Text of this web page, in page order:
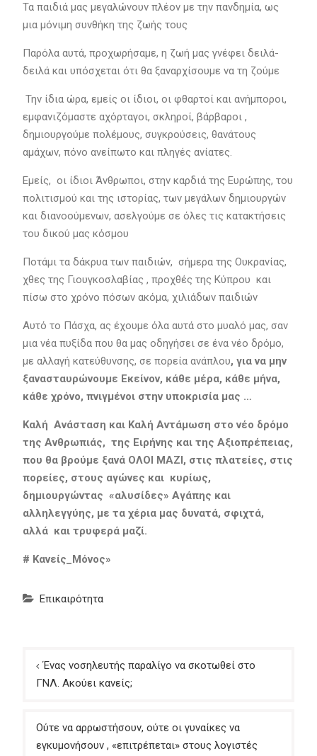
Τα παιδιά μας μεγαλώνουν πλέον με την πανδημία, ως
μια μόνιμη συνθήκη της ζωής τους
Παρόλα αυτά, προχωρήσαμε, η ζωή μας γνέφει δειλά-
δειλά και υπόσχεται ότι θα ξαναρχίσουμε να τη ζούμε
Την ίδια ώρα, εμείς οι ίδιοι, οι φθαρτοί και ανήμποροι,
εμφανιζόμαστε αχόρταγοι, σκληροί, βάρβαροι ,
δημιουργούμε πολέμους, συγκρούσεις, θανάτους
αμάχων, πόνο ανείπωτο και πληγές ανίατες.
Εμείς, οι ίδιοι Άνθρωποι, στην καρδιά της Ευρώπης, του
πολιτισμού και της ιστορίας, των μεγάλων δημιουργών
και διανοούμενων, ασελγούμε σε όλες τις κατακτήσεις
του δικού μας κόσμου
Ποτάμι τα δάκρυα των παιδιών, σήμερα της Ουκρανίας,
χθες της Γιουγκοσλαβίας , προχθές της Κύπρου και
πίσω στο χρόνο πόσων ακόμα, χιλιάδων παιδιών
Αυτό το Πάσχα, ας έχουμε όλα αυτά στο μυαλό μας, σαν
μια νέα πυξίδα που θα μας οδηγήσει σε ένα νέο δρόμο,
με αλλαγή κατεύθυνσης, σε πορεία ανάπλου, για να μην
ξανασταυρώνουμε Εκείνον, κάθε μέρα, κάθε μήνα,
κάθε χρόνο, πνιγμένοι στην υποκρισία μας …
Καλή Ανάσταση και Καλή Αντάμωση στο νέο δρόμο
της Ανθρωπιάς, της Ειρήνης και της Αξιοπρέπειας,
που θα βρούμε ξανά ΟΛΟΙ ΜΑΖΙ, στις πλατείες, στις
πορείες, στους αγώνες και κυρίως,
δημιουργώντας «αλυσίδες» Αγάπης και
αλληλεγγύης, με τα χέρια μας δυνατά, σφιχτά,
αλλά και τρυφερά μαζί.
# Κανείς_Μόνος»
Επικαιρότητα
Πλοήγηση
άρθρων
Ένας νοσηλευτής παραλίγο να σκοτωθεί στο
ΓΝΛ. Ακούει κανείς;
Ούτε να αρρωστήσουν, ούτε οι γυναίκες να
εγκυμονήσουν , «επιτρέπεται» στους λογιστές